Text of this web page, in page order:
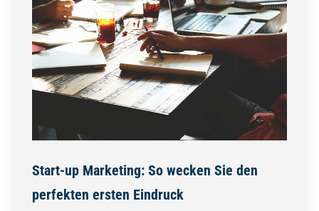
Start-up Marketing: So wecken Sie den
perfekten ersten Eindruck